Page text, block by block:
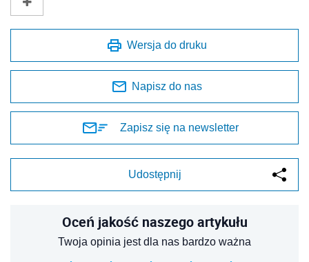
Wersja do druku
Napisz do nas
Zapisz się na newsletter
Udostępnij
Oceń jakość naszego artykułu
Twoja opinia jest dla nas bardzo ważna